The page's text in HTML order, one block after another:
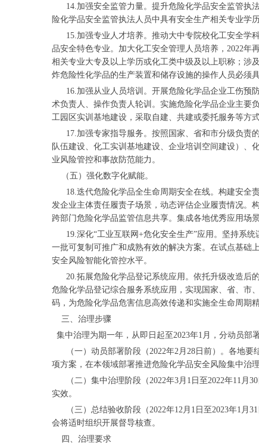
14.加强安全监管力量。提升危险化学品安全监管执
险化学品安全监管执法人员中具有安全生产相关专业学
15.加强专业人才培养。推动大中专院校化工安全学科
品安全特色专业。加大化工安全管理人员培养，2022年
相关专业大专及以上学历或化工类中级及以上职称；涉
炸危险性化学品的生产装置和储存设施的操作人员必须
16.加强从业人员培训。开展危险化学品企业工伤预
术负责人、操作负责人轮训。实施危险化学品企业主要
工园区实训基地建设，采取自建、共建或委托服务等方
17.加强专家指导服务。按照国家、省和市分级负责
队伍建设、化工实训基地建设、企业培训空间建设）、
业风险管控和事故防范能力。
（五）强化数字化赋能。
18.迭代危险化学品全生命周期安全在线。构建安全
发企业主体责任履责子场景，动态评估企业履责情况。
跨部门危险化学品监管信息共享。集成各地优秀应用场
19.深化“工业互联网+危化安全生产”应用。坚持系统
一批可复制可推广和成熟有效的解决方案。在试点基础
安全风险智能化管控水平。
20.拓展危险化学品登记系统应用。依托升级改造后
危险化学品登记综合服务系统应用，实现国家、省、市
码，为危险化学品危害信息高效传递和实施全生命周期
三、治理步骤
集中治理为期一年，从即日起至2023年1月，分动员部
（一）动员部署阶段（2022年2月28日前）。各地要
项方案，在本领域部署推进危险化学品安全风险集中治理
（二）集中治理阶段（2022年3月1日至2022年11月
实效。
（三）总结验收阶段（2022年12月1日至2023年1月
会将适时组织开展督导核查。
四、治理要求